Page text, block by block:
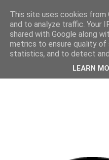
This site uses cookies
and to analyze traffic. Your
shared with Google along
metrics to ensure quality of
statistics, and to detect
LEARN